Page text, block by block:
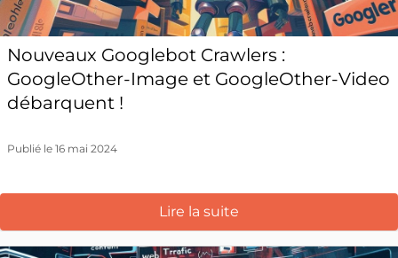
Nouveaux Googlebot Crawlers :
GoogleOther-Image et GoogleOther-Video
débarquent !
Publié le 16 mai 2024
Lire la suite